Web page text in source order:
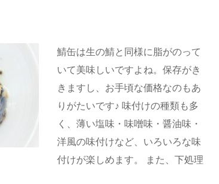
鯖缶は生の鯖と同様に脂がのって
いて美味しいですよね。保存がき
きますし、お手頃な価格なのもあ
りがたいです♪ 味付けの種類も多
く、薄い塩味・味噌味・醤油味・
洋風の味付けなど、いろいろな味
付けが楽しめます。 また、下処理